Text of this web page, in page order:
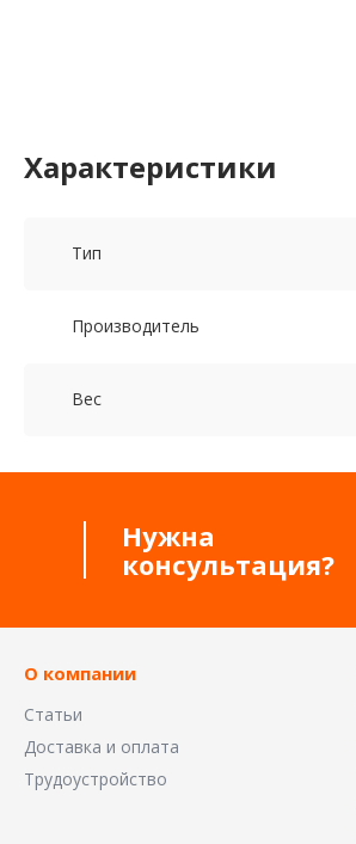
Характеристики
Тип
Производитель
Вес
Нужна
консультация?
О компании
Статьи
Доставка и оплата
Трудоустройство